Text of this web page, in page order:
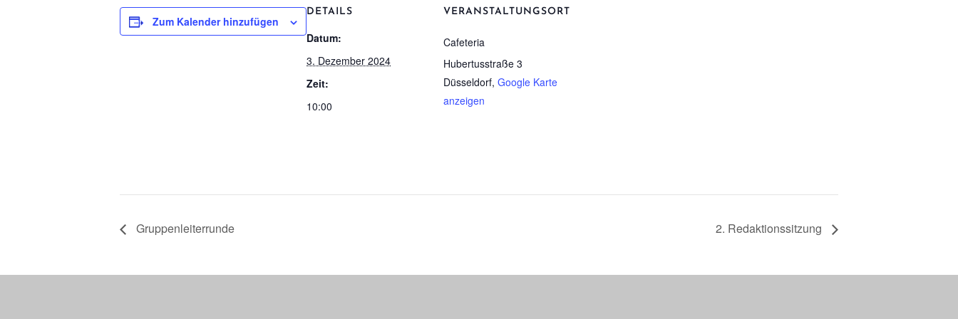
Zum Kalender hinzufügen
DETAILS
Datum:
3. Dezember 2024
Zeit:
10:00
VERANSTALTUNGSORT
Cafe­te­ria
Hubertusstraße 3
Düsseldorf, Google Karte
anzeigen
Grup­pen­lei­ter­run­de 2. Redak­ti­ons­sit­zung